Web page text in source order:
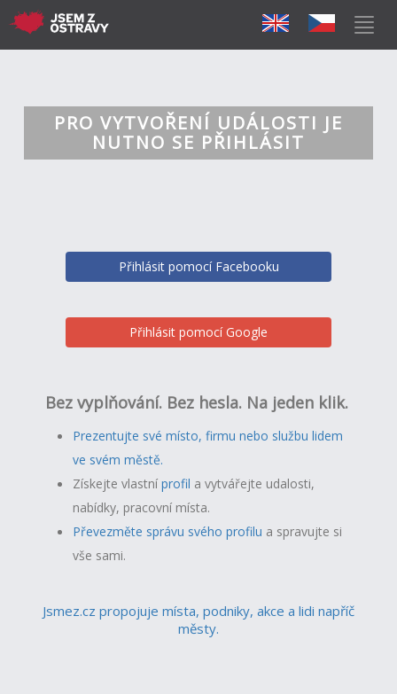
PRO VYTVOŘENÍ UDÁLOSTI JE
NUTNO SE PŘIHLÁSIT
Přihlásit pomocí Facebooku
Přihlásit pomocí Google
Bez vyplňování. Bez hesla. Na jeden klik.
Prezentujte své místo, firmu nebo službu lidem
ve svém městě.
Získejte vlastníprofil a vytvářejte udalosti,
nabídky, pracovní místa.
Převezměte správu svého profilu a spravujte si
vše sami.
Jsmez.cz propojuje místa, podniky, akce a lidi napříč
městy.